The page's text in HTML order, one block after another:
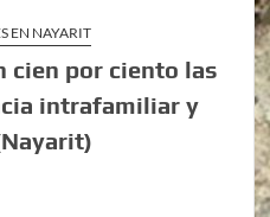
EN NAYARIT
cien por ciento las
intrafamiliar y